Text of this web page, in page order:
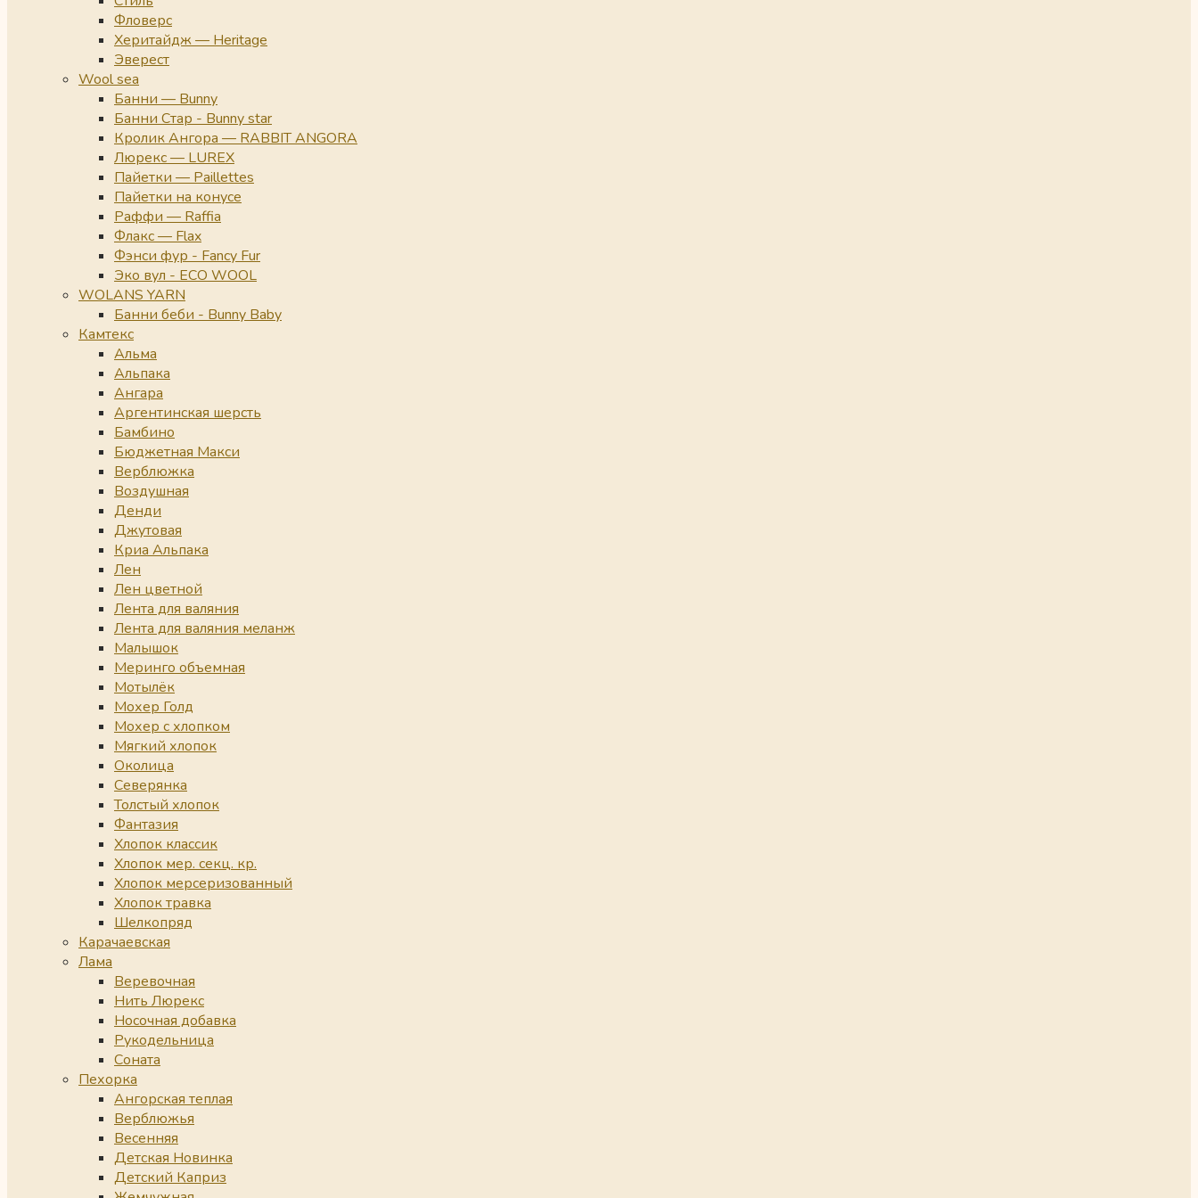
Фловерс
Херитайдж — Heritage
Эверест
Wool sea
Банни — Bunny
Банни Стар - Bunny star
Кролик Ангора — RABBIT ANGORA
Люрекс — LUREX
Пайетки — Paillettes
Пайетки на конусе
Раффи — Raffia
Флакс — Flax
Фэнси фур - Fancy Fur
Эко вул - ECO WOOL
WOLANS YARN
Банни беби - Bunny Baby
Камтекс
Альма
Альпака
Ангара
Аргентинская шерсть
Бамбино
Бюджетная Макси
Верблюжка
Воздушная
Денди
Джутовая
Криа Альпака
Лен
Лен цветной
Лента для валяния
Лента для валяния меланж
Малышок
Меринго объемная
Мотылёк
Мохер Голд
Мохер с хлопком
Мягкий хлопок
Околица
Северянка
Толстый хлопок
Фантазия
Хлопок классик
Хлопок мер. секц. кр.
Хлопок мерсеризованный
Хлопок травка
Шелкопряд
Карачаевская
Лама
Веревочная
Нить Люрекс
Носочная добавка
Рукодельница
Соната
Пехорка
Ангорская теплая
Верблюжья
Весенняя
Детская Новинка
Детский Каприз